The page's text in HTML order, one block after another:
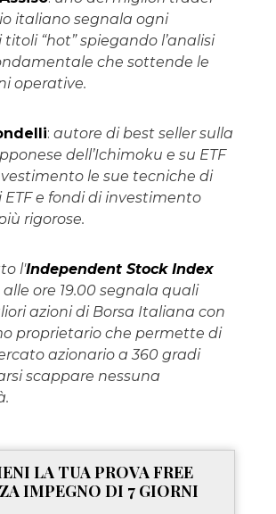
italiano segnala ogni
“hot” spiegando l’analisi
che sottende le
operative.
: autore di best seller sulla
dell’Ichimoku e su ETF
le sue tecniche di
ETF e fondi di investimento
rigorose.
l'Independent Stock Index
ore 19.00 segnala quali
azioni di Borsa Italiana con
proprietario che permette di
azionario a 360 gradi
scappare nessuna
LA TUA PROVA FREE
IMPEGNO DI 7 GIORNI